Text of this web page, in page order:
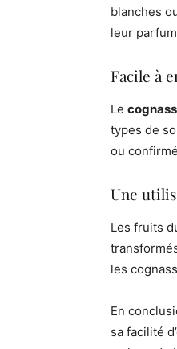
blanches
leur
Facile à
Le
types de
ou
Une
Les fruits
les
En
sa facilité